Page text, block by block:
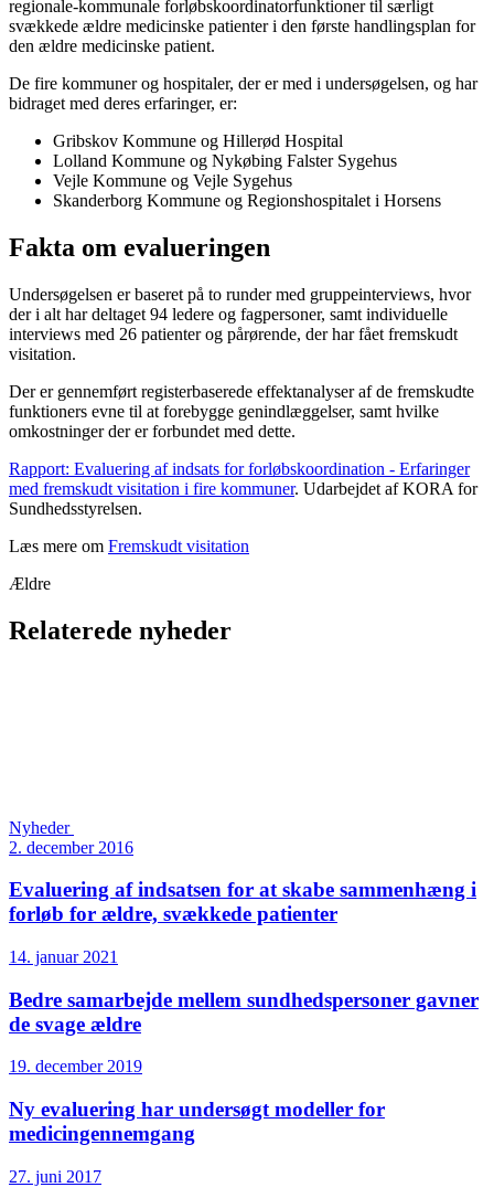
regionale-kommunale forløbskoordinatorfunktioner til særligt
svækkede ældre medicinske patienter i den første handlingsplan for
den ældre medicinske patient.
De fire kommuner og hospitaler, der er med i undersøgelsen, og har
bidraget med deres erfaringer, er:
Gribskov Kommune og Hillerød Hospital
Lolland Kommune og Nykøbing Falster Sygehus
Vejle Kommune og Vejle Sygehus
Skanderborg Kommune og Regionshospitalet i Horsens
Fakta om evalueringen
Undersøgelsen er baseret på to runder med gruppeinterviews, hvor
der i alt har deltaget 94 ledere og fagpersoner, samt individuelle
interviews med 26 patienter og pårørende, der har fået fremskudt
visitation.
Der er gennemført registerbaserede effektanalyser af de fremskudte
funktioners evne til at forebygge genindlæggelser, samt hvilke
omkostninger der er forbundet med dette.
Rapport: Evaluering af indsats for forløbskoordination - Erfaringer
med fremskudt visitation i fire kommuner. Udarbejdet af KORA for
Sundhedsstyrelsen.
Læs mere om Fremskudt visitation
Ældre
Relaterede nyheder
Nyheder
2. december 2016
Evaluering af indsatsen for at skabe sammenhæng i
forløb for ældre, svækkede patienter
14. januar 2021
Bedre samarbejde mellem sundhedspersoner gavner
de svage ældre
19. december 2019
Ny evaluering har undersøgt modeller for
medicingennemgang
27. juni 2017